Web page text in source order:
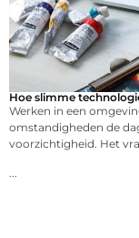
Hoe slimme
Werken in een
omstandigheden de
voorzichtigheid. Het
...